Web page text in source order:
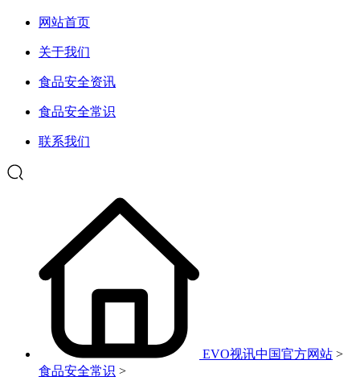
网站首页
关于我们
食品安全资讯
食品安全常识
联系我们
EVO视讯中国官方网站 >
食品安全常识 >